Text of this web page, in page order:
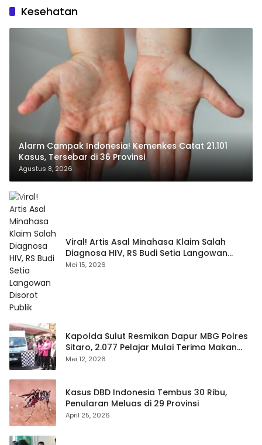
Kesehatan
Alarm Campak Indonesia! Kemenkes Catat 21.101
Kasus, Tersebar di 36 Provinsi
Agustus 8, 2026
Viral! Artis Asal Minahasa Klaim Salah
Diagnosa HIV, RS Budi Setia Langowan
Disorot Publik
Mei 15, 2026
Kapolda Sulut Resmikan Dapur MBG Polres
Sitaro, 2.077 Pelajar Mulai Terima Makan
Gratis
Mei 12, 2026
Kasus DBD Indonesia Tembus 30 Ribu,
Penularan Meluas di 29 Provinsi
April 25, 2026